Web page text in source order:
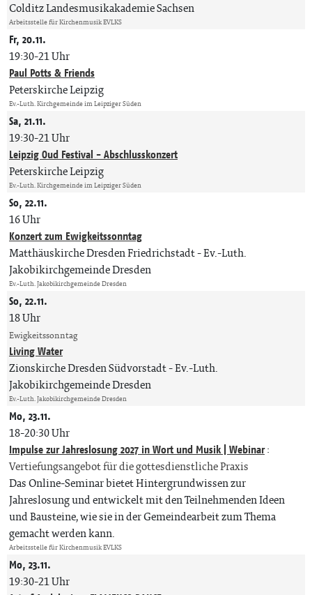
Colditz Landesmusikakademie Sachsen
Arbeitsstelle für Kirchenmusik EVLKS
Fr, 20.11.
19:30-21 Uhr
Paul Potts & Friends
Peterskirche Leipzig
Ev.-Luth. Kirchgemeinde im Leipziger Süden
Sa, 21.11.
19:30-21 Uhr
Leipzig Oud Festival - Abschlusskonzert
Peterskirche Leipzig
Ev.-Luth. Kirchgemeinde im Leipziger Süden
So, 22.11.
16 Uhr
Konzert zum Ewigkeitssonntag
Matthäuskirche Dresden Friedrichstadt Ev.-Luth.
Jakobikirchgemeinde Dresden
Ev.-Luth. Jakobikirchgemeinde Dresden
So, 22.11.
18 Uhr
Ewigkeitssonntag
Living Water
Zionskirche Dresden Südvorstadt Ev.-Luth.
Jakobikirchgemeinde Dresden
Ev.-Luth. Jakobikirchgemeinde Dresden
Mo, 23.11.
18-20:30 Uhr
Impulse zur Jahreslosung 2027 in Wort und Musik | Webinar:
Vertiefungsangebot für die gottesdienstliche Praxis
Das Online-Seminar bietet Hintergrundwissen zur
Jahreslosung und entwickelt mit den Teilnehmenden Ideen
und Bausteine, wie sie in der Gemeindearbeit zum Thema
gemacht werden kann.
Arbeitsstelle für Kirchenmusik EVLKS
Mo, 23.11.
19:30-21 Uhr